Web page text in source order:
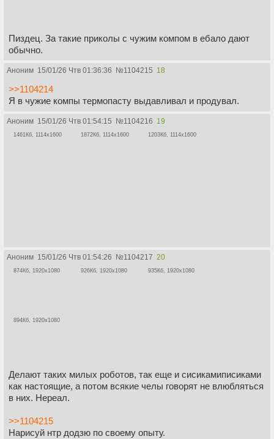
Пиздец. За такие приколы с чужим компом в ебало дают
обычно.
Аноним 15/01/26 Чтв 01:36:36 №1104215 18
>>1104214
Я в чужие компы термопасту выдавливал и продувал.
Аноним 15/01/26 Чтв 01:54:15 №1104216 19
1461Кб, 1114x1600 1872Кб, 1114x1600 1203Кб, 1114x1600
Аноним 15/01/26 Чтв 01:54:26 №1104217 20
874Кб, 1920x1080 926Кб, 1920x1080 935Кб, 1920x1080
894Кб, 1920x1080
Делают таких милых роботов, так еще и сисикамиписиками
как настоящие, а потом всякие челы говорят не влюбляться
в них. Нереал.
>>1104215
Нарисуй нтр додзю по своему опыту.